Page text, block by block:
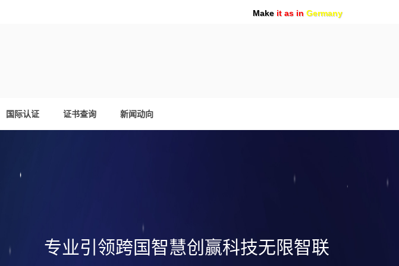
Make it as in Germany
国际认证 证书查询 新闻动向
专业引领跨国智慧创赢科技无限智联